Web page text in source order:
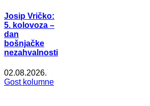
Josip Vričko:
5. kolovoza –
dan
bošnjačke
nezahvalnosti
02.08.2026.
Gost kolumne